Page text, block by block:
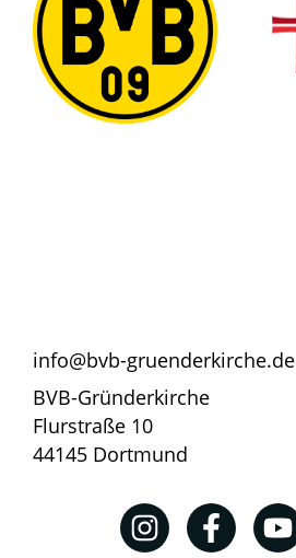
info@bvb-gruenderkirche.de
BVB-Gründerkirche
Flurstraße 10
44145 Dortmund